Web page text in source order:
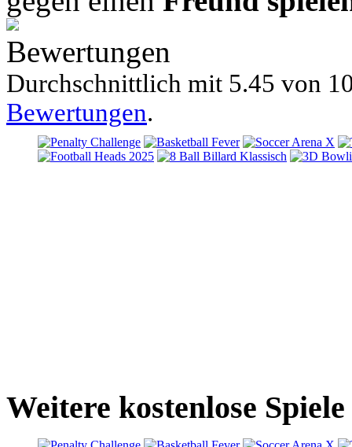
Bewertungen
Durchschnittlich mit 5.45 von
Bewertungen.
Weitere kostenlose